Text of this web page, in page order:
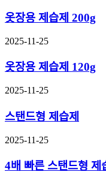
옷장용 제습제 200g
2025-11-25
옷장용 제습제 120g
2025-11-25
스탠드형 제습제
2025-11-25
4배 빠른 스탠드형